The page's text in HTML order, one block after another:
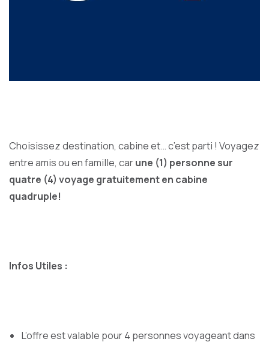
Choisissez destination, cabine et… c’est parti ! Voyagez
entre amis ou en famille, carune (1) personne sur
quatre (4) voyage gratuitement en cabine
quadruple!
Infos Utiles :
L’offre est valable pour 4 personnes voyageant dans